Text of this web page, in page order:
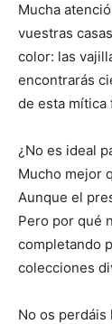
Mucha
vuestras
color: las
encontrarás
de esta mítica
¿No es ideal
Mucho mejor
Aunque el
Pero por qué
completando
colecciones
No os perdáis